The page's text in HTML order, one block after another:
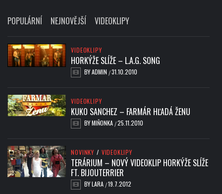
POPULÁRNÍ NEJNOVĚJŠÍ VIDEOKLIPY
VIDEOKLIPY
HORKÝŽE SLÍŽE – L.A.G. SONG
BYADMIN /31.10.2010
VIDEOKLIPY
KUKO SANCHEZ – FARMÁR HĽADÁ ŽENU
BYMIŇONKA /25.11.2010
NOVINKY / VIDEOKLIPY
TERÁRIUM – NOVÝ VIDEOKLIP HORKÝŽE SLÍŽE
FT. BIJOUTERRIER
BYLARA /19.7.2012